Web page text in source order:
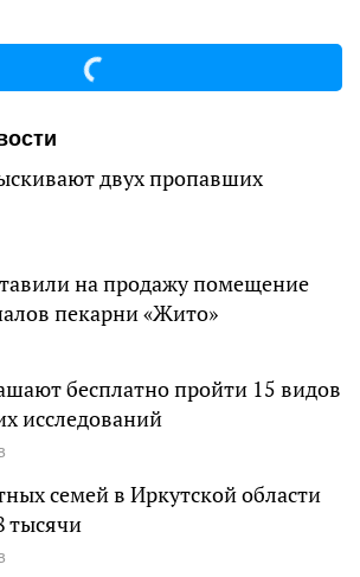
двух пропавших
на продажу помещение
пекарни «Жито»
бесплатно пройти 15 видов
исследований
семей в Иркутской области
тысячи